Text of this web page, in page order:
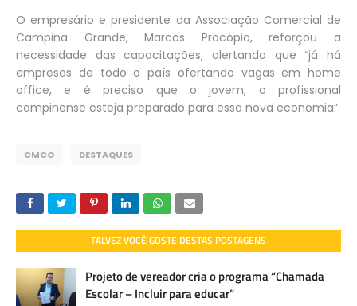
O empresário e presidente da Associação Comercial de
Campina Grande, Marcos Procópio, reforçou a
necessidade das capacitações, alertando que “já há
empresas de todo o país ofertando vagas em home
office, e é preciso que o jovem, o profissional
campinense esteja preparado para essa nova economia”.
CMCG DESTAQUES
TALVEZ VOCÊ GOSTE DESTAS POSTAGENS
Projeto de vereador cria o programa “Chamada
Escolar – Incluir para educar”